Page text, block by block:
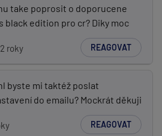
take poprosit o doporucene
black edition pro cr? Diky moc
roky REAGOVAT
byste mi taktéž poslat
do emailu? Mockrát děkuji
REAGOVAT